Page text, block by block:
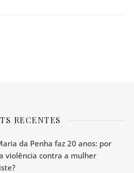
RECENTES
da Penha faz 20 anos: por
violência contra a mulher